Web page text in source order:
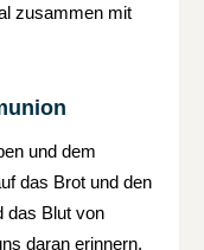
zusammen mit
und dem
das Brot und den
das Blut von
daran erinnern.